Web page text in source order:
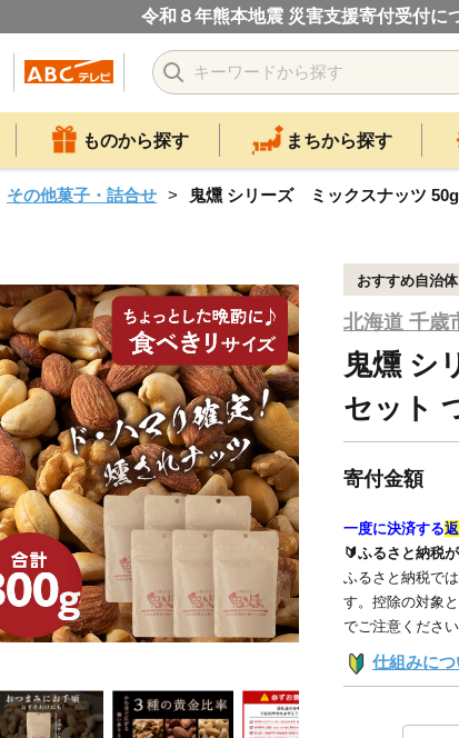
令和８年熊本地震 災害支援寄付受付に
ものから探す まちから探す
その他菓子・詰合せ 鬼燻 シリーズ ミックスナッツ
おすすめ自治体
北海道 千歳
鬼燻
セット
寄付金額
一度に決済する
🔰ふるさと納税
ふるさと納税で
す。控除の対象
でご注意ください
仕組みに